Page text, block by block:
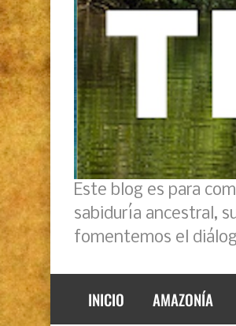
Este blog es para
sabiduría ancestral,
fomentemos el
INICIO AMAZONÍA